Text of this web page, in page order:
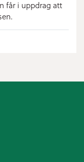
får i uppdrag att